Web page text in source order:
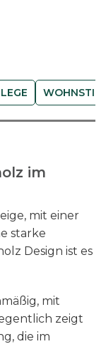
WOHNSTIL
im
mit einer
starke
Design ist es
mit
zeigt
die im